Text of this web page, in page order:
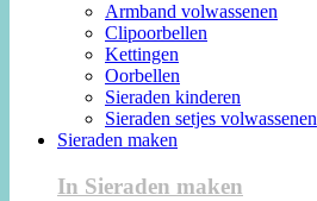
Armband volwassenen
Clipoorbellen
Kettingen
Oorbellen
Sieraden kinderen
Sieraden setjes volwassenen
Sieraden maken
In Sieraden maken